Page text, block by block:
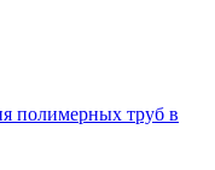
полимерных труб в